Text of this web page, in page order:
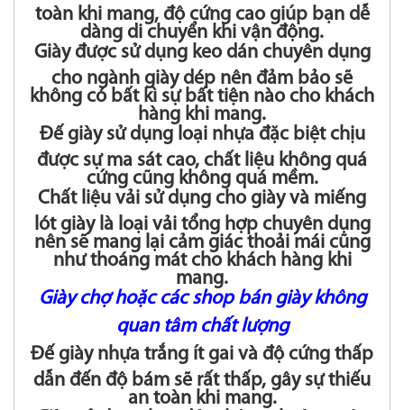
toàn khi mang, độ cứng cao giúp bạn dễ
dàng di chuyển khi vận động.
Giày được sử dụng keo dán chuyên dụng
cho ngành giày dép nên đảm bảo sẽ
không có bất kì sự bất tiện nào cho khách
hàng khi mang.
Đế giày sử dụng loại nhựa đặc biệt chịu
được sự ma sát cao, chất liệu không quá
cứng cũng không quá mềm.
Chất liệu vải sử dụng cho giày và miếng
lót giày là loại vải tổng hợp chuyên dụng
nên sẽ mang lại cảm giác thoải mái cũng
như thoáng mát cho khách hàng khi
mang.
Giày chợ hoặc các shop bán giày không
quan tâm chất lượng
Đế giày nhựa trắng ít gai và độ cứng thấp
dẫn đến độ bám sẽ rất thấp, gây sự thiếu
an toàn khi mang.